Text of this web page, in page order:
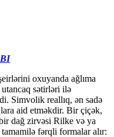
oxuyanda ağlıma
sətirləri ilə
Simvolik reallıq, ən sadə
aid etməkdir. Bir çiçək,
dağ zirvəsi Rilke və ya
fərqli formalar alır: